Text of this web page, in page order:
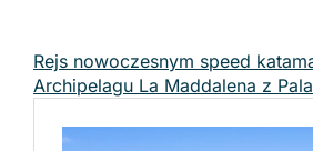
Rejs nowoczesnym speed
Archipelagu La Maddalena z